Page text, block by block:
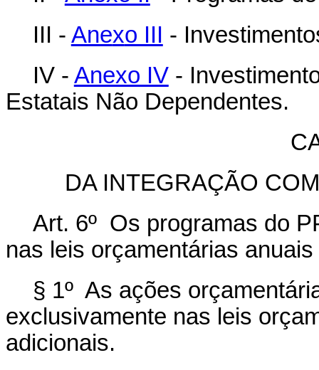
III - Anexo III -
IV - Anexo IV-
Estatais Não Dependentes.
DA INTEGRAÇÃO
Art. 6º Os programas do
nas leis orçamentárias
§ 1º As ações
exclusivamente nas leis
adicionais.